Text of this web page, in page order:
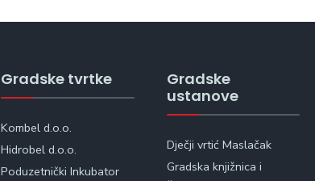
Gradske tvrtke
Kombel d.o.o.
Hidrobel d.o.o.
Poduzetnički Inkubator
Gradske
ustanove
Dječji vrtić Maslačak
Gradska knjižnica i